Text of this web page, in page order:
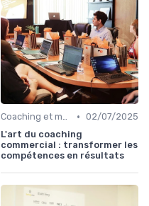
Coaching et mentorat • 02/07/2025
L'art du coaching
commercial : transformer les
compétences en résultats